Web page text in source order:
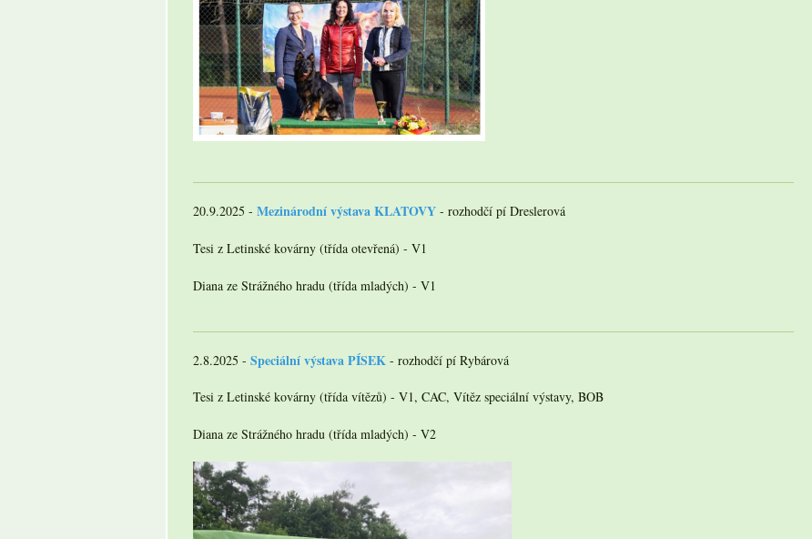
20.9.2025 - Mezinárodní výstava KLATOVY - rozhodčí pí Dreslerová
Tesi z Letinské kovárny (třída otevřená) - V1
Diana ze Strážného hradu (třída mladých) - V1
2.8.2025 - Speciální výstava PÍSEK - rozhodčí pí Rybárová
Tesi z Letinské kovárny (třída vítězů) - V1, CAC, Vítěz speciální výstavy, BOB
Diana ze Strážného hradu (třída mladých) - V2